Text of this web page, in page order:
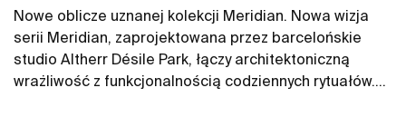
Nowe oblicze uznanej kolekcji Meridian. Nowa wizja
serii Meridian, zaprojektowana przez barcelońskie
studio Altherr Désile Park, łączy architektoniczną
wrażliwość z funkcjonalnością codziennych rytuałów.